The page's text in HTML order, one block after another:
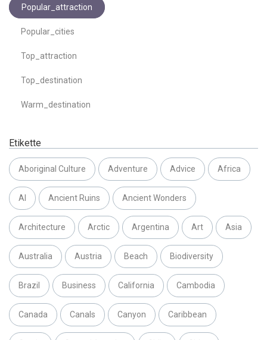
Popular_attraction
Popular_cities
Top_attraction
Top_destination
Warm_destination
Etikette
Aboriginal Culture Adventure Advice Africa
AI Ancient Ruins Ancient Wonders
Architecture Arctic Argentina Art Asia
Australia Austria Beach Biodiversity
Brazil Business California Cambodia
Canada Canals Canyon Caribbean